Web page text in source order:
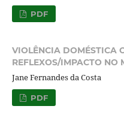
PDF
VIOLÊNCIA DOMÉSTICA
REFLEXOS/IMPACTO NO
Jane Fernandes da Costa
PDF